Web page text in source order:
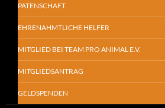
PATENSCHAFT
EHRENAHMTLICHE HELFER
MITGLIED BEI TEAM PRO ANIMAL E.V.
MITGLIEDSANTRAG
GELDSPENDEN